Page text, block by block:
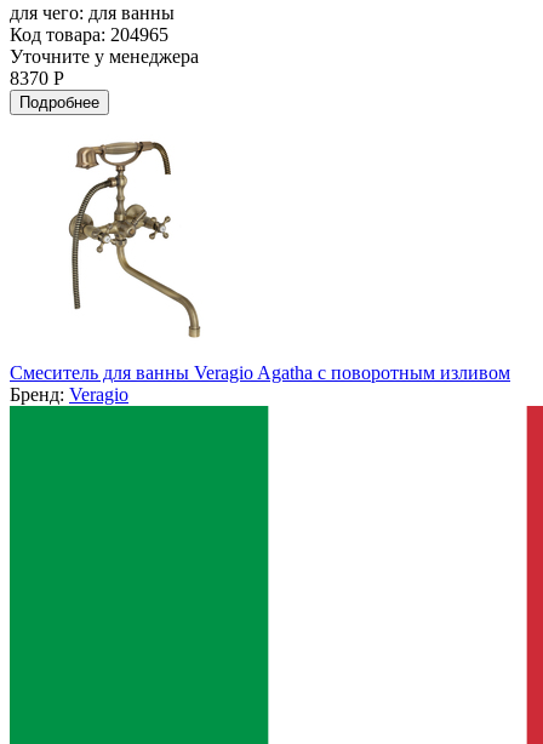
для чего: для ванны
Код товара: 204965
Уточните у менеджера
8370 Р
Подробнее
Смеситель для ванны Veragio Agatha с поворотным изливом
Бренд: Veragio